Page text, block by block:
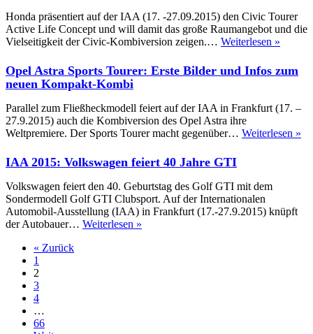
250
Kilometern
Reichweite
Honda präsentiert auf der IAA (17. -27.09.2015) den Civic Tourer
Active Life Concept und will damit das große Raumangebot und die
Vielseitigkeit der Civic-Kombiversion zeigen.… Weiterlesen »
Life
Hondas
für
Opel Astra Sports Tourer: Erste Bilder und Infos zum
neuen Kompakt-Kombi
Parallel zum Fließheckmodell feiert auf der IAA in Frankfurt (17. –
27.9.2015) auch die Kombiversion des Opel Astra ihre
Weltpremiere. Der Sports Tourer macht gegenüber… Weiterlesen »
IAA 2015: Volkswagen feiert 40 Jahre GTI
Volkswagen feiert den 40. Geburtstag des Golf GTI mit dem
Sondermodell Golf GTI Clubsport. Auf der Internationalen
Automobil-Ausstellung (IAA) in Frankfurt (17.-27.9.2015) knüpft
der Autobauer… Weiterlesen »
« Zurück
1
2
3
4
…
66